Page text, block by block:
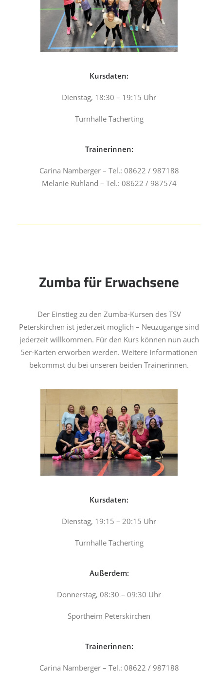
Kursdaten:
Dienstag, 18:30 – 19:15 Uhr
Turnhalle Tacherting
Trainerinnen:
Carina Namberger – Tel.: 08622 / 987188
Melanie Ruhland – Tel.: 08622 / 987574
Zumba für Erwachsene
Der Einstieg zu den Zumba-Kursen des TSV
Peterskirchen ist jederzeit möglich – Neuzugänge sind
jederzeit willkommen. Für den Kurs können nun auch
5er-Karten erworben werden. Weitere Informationen
bekommst du bei unseren beiden Trainerinnen.
Kursdaten:
Dienstag, 19:15 – 20:15 Uhr
Turnhalle Tacherting
Außerdem:
Donnerstag, 08:30 – 09:30 Uhr
Sportheim Peterskirchen
Trainerinnen:
Carina Namberger – Tel.: 08622 / 987188